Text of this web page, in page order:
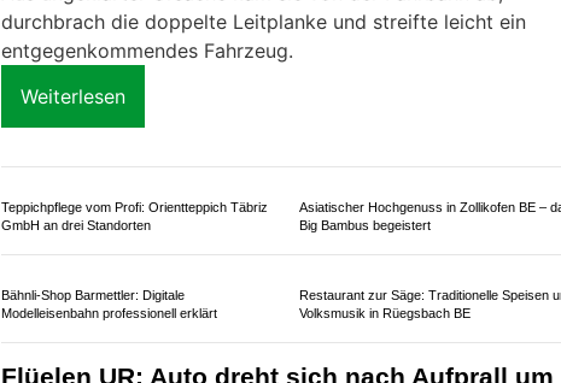
Am Samstagmittag, 27.06.2026 kam es auf der A1, Fahrbahn
Richtung Zürich zu einem Auffahrunfall zwischen einem
Motorradlenker und einem PW.